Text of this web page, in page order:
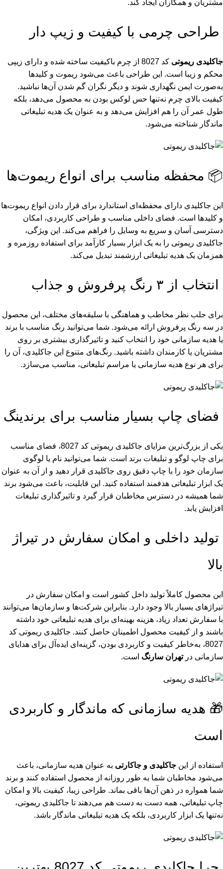
مشتریان و همکاران ایجاد کند.
طراحی چرمی با کیفیت و زیپ دار
جاکلیدی ریموتی
کد 8027 از چرم باکیفیت ساخته شده و دارای زیپی
محکم و زیبا است. این طراحی باعث می‌شود ریموت و کلیدها
به‌صورت ایمن نگهداری شوند و دیگر نگران گم شدن آن‌ها نباشید.
کیفیت بالای چرم نه‌تنها حس لوکس بودن به محصول می‌دهد، بلکه
طول عمر آن را هم افزایش می‌دهد و به عنوان یک هدیه تبلیغاتی
ماندگار شناخته می‌شود.
📦 محفظه مناسب برای انواع ریموت‌ها
این جاکلیدی دارای محفظه‌ای استاندارد برای قرار دادن انواع ریموت‌ها
و کلیدها است. فضای داخلی مناسب و طراحی کاربردی، امکان
دسترسی آسان و سریع به وسایل را فراهم می‌کند. این ویژگی،
جاکلیدی ریموتی را به یک ابزار بسیار کارآمد برای استفاده روزمره و
همزمان یک هدیه تبلیغاتی ارزشمند تبدیل می‌کند.
انتخاب از ۳ رنگ پرفروش و جذاب
برای جلب نظر مخاطب و هماهنگی با سلیقه‌های مختلف، این محصول
در سه رنگ پرفروش ارائه می‌شود. شما می‌توانید رنگ مناسب با برند
یا هدیه سازمانی خود را انتخاب کنید و تاثیرگذاری بیشتری بر روی
مشتریان یا کارمندان داشته باشید. رنگ‌های متنوع این جاکلیدی، آن را
برای هر نوع هدیه سازمانی یا مراسم تبلیغاتی، مناسب می‌سازد.
فضای چاپ بسیار مناسب برای برندینگ
یکی از بزرگ‌ترین مزایای جاکلیدی ریموتی کد 8027، فضای مناسب
برای چاپ لوگو و تبلیغات برند است. شما می‌توانید نام یا لوگوی
سازمان خود را با چاپ دقیق روی جاکلیدی قرار دهید و از آن به عنوان
یک ابزار تبلیغاتی هدفمند استفاده کنید. این قابلیت، باعث می‌شود برند
شما همیشه در دسترس مخاطبان قرار گیرد و تاثیرگذاری تبلیغات
افزایش یابد.
تولید داخلی و امکان سفارش در تیراژ
بالا
این محصول کاملاً تولید داخل کشور است و امکان سفارش در
تیراژهای بسیار بالا وجود دارد. بنابراین شرکت‌ها و سازمان‌ها می‌توانند
با سفارش تعداد زیاد، هزینه بهینه‌ای برای هدیه تبلیغاتی خود داشته
باشند و از کیفیت محصول اطمینان حاصل کنند. جاکلیدی ریموتی کد
8027، به‌خاطر کیفیت و کاربردی بودن، گزینه‌ای ایده‌آل برای هدایای
سازمانی درتهران سارنگ است.
🎁 هدیه سازمانی که ماندگار و کاربردی
است
استفاده از این جاکلیدی و جاکارتی به عنوان هدیه سازمانی، باعث
می‌شود مخاطبان شما به طور روزانه از محصول استفاده کنند و برند
شما همواره در ذهن آن‌ها باقی بماند. طراحی زیبا، کیفیت بالا و امکان
چاپ تبلیغاتی، همه دست به دست هم می‌دهند تا جاکلیدی ریموتی،
نه‌تنها یک ابزار کاربردی، بلکه یک هدیه تبلیغاتی ماندگار باشد.